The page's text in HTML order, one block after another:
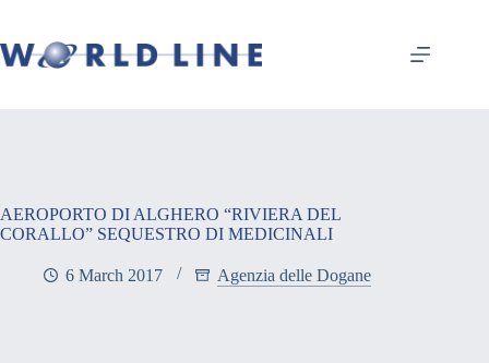
AEROPORTO DI ALGHERO “RIVIERA DEL
CORALLO” SEQUESTRO DI MEDICINALI
6 March 2017 Agenzia delle Dogane